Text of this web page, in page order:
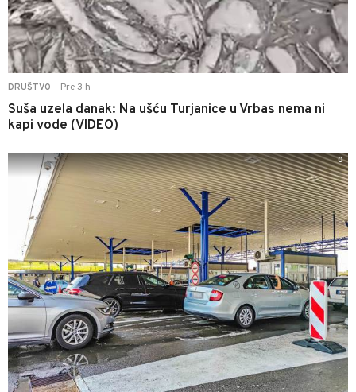
DRUŠTVO Pre 3 h
Suša uzela danak: Na ušću Turjanice u Vrbas nema ni
kapi vode (VIDEO)
0